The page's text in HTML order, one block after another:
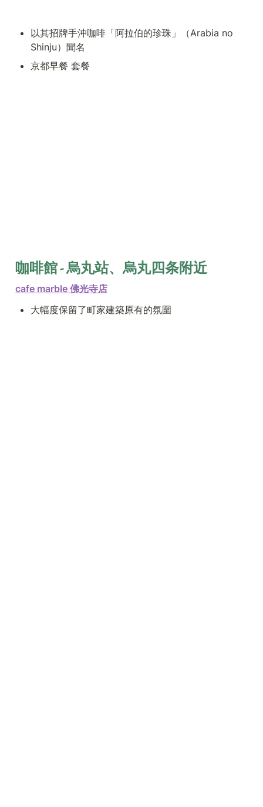
以其招牌手沖咖啡「阿拉伯的珍珠」（Arabia no
Shinju）聞名
京都早餐 套餐
咖啡館 - 烏丸站、烏丸四条附近
cafe marble 佛光寺店
大幅度保留了町家建築原有的氛圍